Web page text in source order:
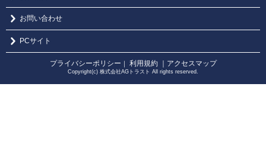
お問い合わせ
PCサイト
プライバシーポリシー ｜ 利用規約 ｜アクセスマップ
Copyright(c) 株式会社AGトラスト All rights reserved.